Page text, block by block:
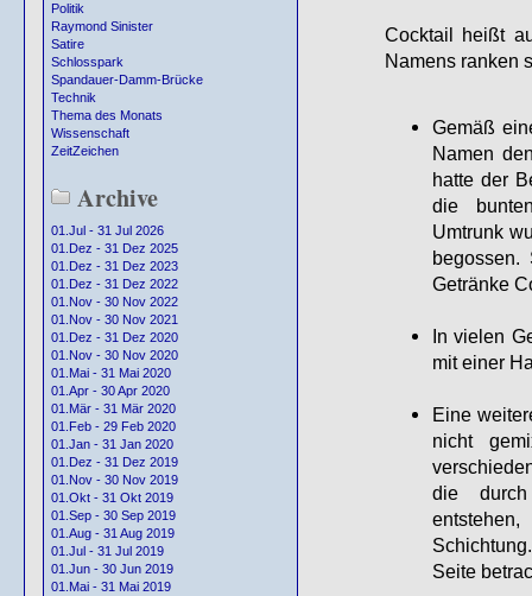
Politik
Raymond Sinister
Satire
Schlosspark
Spandauer-Damm-Brücke
Technik
Thema des Monats
Wissenschaft
ZeitZeichen
Archive
01.Jul - 31 Jul 2026
01.Dez - 31 Dez 2025
01.Dez - 31 Dez 2023
01.Dez - 31 Dez 2022
01.Nov - 30 Nov 2022
01.Nov - 30 Nov 2021
01.Dez - 31 Dez 2020
01.Nov - 30 Nov 2020
01.Mai - 31 Mai 2020
01.Apr - 30 Apr 2020
01.Mär - 31 Mär 2020
01.Feb - 29 Feb 2020
01.Jan - 31 Jan 2020
01.Dez - 31 Dez 2019
01.Nov - 30 Nov 2019
01.Okt - 31 Okt 2019
01.Sep - 30 Sep 2019
01.Aug - 31 Aug 2019
01.Jul - 31 Jul 2019
01.Jun - 30 Jun 2019
01.Mai - 31 Mai 2019
Cocktail heißt
Namens ranken
Gemäß
Namen
hatte der
die
Umtrunk
begossen.
Getränke
In vielen
mit einer
Eine
nicht
die durch
Seite